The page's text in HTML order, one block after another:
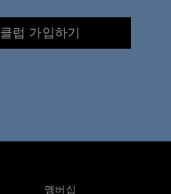
클럽 가입하기
멤버십